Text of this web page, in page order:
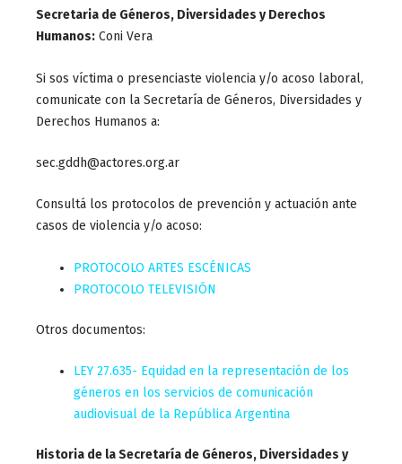
Secretaria de Géneros, Diversidades y Derechos
Humanos: Coni Vera
Si sos víctima o presenciaste violencia y/o acoso laboral,
comunicate con la Secretaría de Géneros, Diversidades y
Derechos Humanos a:
sec.gddh@actores.org.ar
Consultá los protocolos de prevención y actuación ante
casos de violencia y/o acoso:
PROTOCOLO ARTES ESCÉNICAS
PROTOCOLO TELEVISIÓN
Otros documentos:
LEY 27.635- Equidad en la representación de los
géneros en los servicios de comunicación
audiovisual de la República Argentina
Historia de la Secretaría de Géneros, Diversidades y